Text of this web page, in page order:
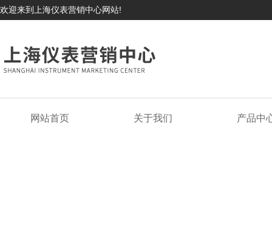
欢迎来到上海仪表营销中心网站!
网站首页 关于我们 产品中